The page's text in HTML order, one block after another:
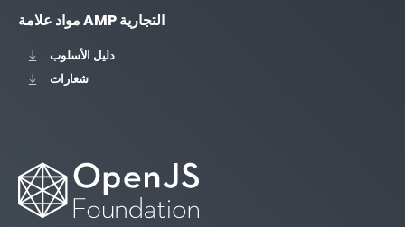
مواد علامة AMP التجارية
دليل الأسلوب
شعارات